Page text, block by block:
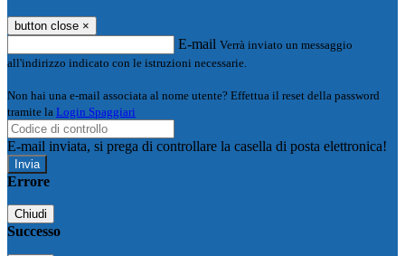
button close ×
E-mail Verrà inviato un messaggio
all'indirizzo indicato con le istruzioni necessarie.
Non hai una e-mail associata al nome utente? Effettua il reset della password
tramite la Login Spaggiari
E-mail inviata, si prega di controllare la casella di posta elettronica!
Errore
Chiudi
Successo